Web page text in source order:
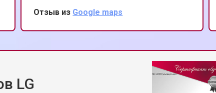
от 70 мин
предоставили полезные советы по
уходу за устройством. Ценю ваш
профессионализм и рекомендую
Отзыв из Google maps
LG